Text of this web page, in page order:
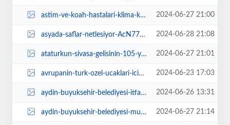
astim-ve-koah-hastalari-klima-kullanirken-bunlara-dikkat-etmeli-xp84hRE2.jpg 2024-06-27 21:00
asyada-saflar-netlesiyor-AcN77Z6Y.jpg 2024-06-28 21:08
ataturkun-sivasa-gelisinin-105-yil-donumu-kutlandi-AwycFPHQ.jpg 2024-06-27 21:01
avrupanin-turk-ozel-ucaklari-icin-48-saatlik-bildirim-zorunluluguna-hatid-tep... 2024-06-23 17:03
aydin-buyuksehir-belediyesi-itfaiyesi-48-saatte-cikan-81-yangina-mudahale-ett... 2024-06-26 13:31
aydin-buyuksehir-belediyesi-mugla-buyuksehir-belediyesiyle-isbirligine-gidere... 2024-06-27 21:14